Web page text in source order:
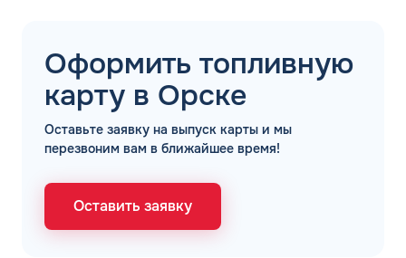
Оформить топливную
карту в Орске
Оставьте заявку на выпуск карты и мы
перезвоним вам в ближайшее время!
Оставить заявку